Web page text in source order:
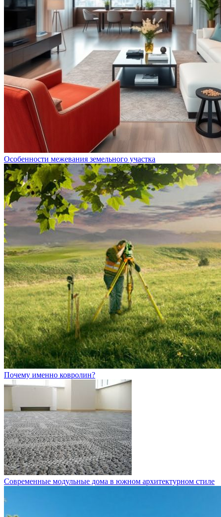
Особенности межевания земельного участка
Почему именно ковролин?
Современные модульные дома в южном архитектурном стиле